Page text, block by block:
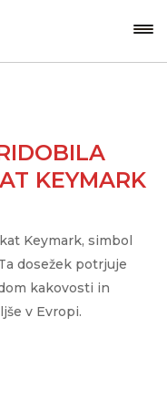
KEYMARK
Keymark, simbol
dosežek potrjuje
kakovosti in
v Evropi.